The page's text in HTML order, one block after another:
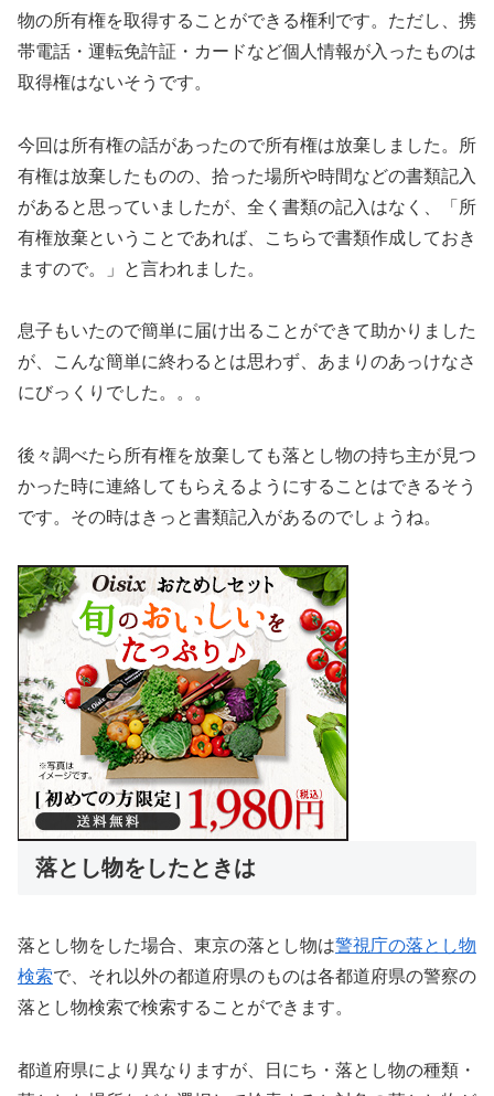
物の所有権を取得することができる権利です。ただし、携
帯電話・運転免許証・カードなど個人情報が入ったものは
取得権はないそうです。
今回は所有権の話があったので所有権は放棄しました。所
有権は放棄したものの、拾った場所や時間などの書類記入
があると思っていましたが、全く書類の記入はなく、「所
有権放棄ということであれば、こちらで書類作成しておき
ますので。」と言われました。
息子もいたので簡単に届け出ることができて助かりました
が、こんな簡単に終わるとは思わず、あまりのあっけなさ
にびっくりでした。。。
後々調べたら所有権を放棄しても落とし物の持ち主が見つ
かった時に連絡してもらえるようにすることはできるそう
です。その時はきっと書類記入があるのでしょうね。
落とし物をしたときは
落とし物をした場合、東京の落とし物は警視庁の落とし物
検索で、それ以外の都道府県のものは各都道府県の警察の
落とし物検索で検索することができます。
都道府県により異なりますが、日にち・落とし物の種類・